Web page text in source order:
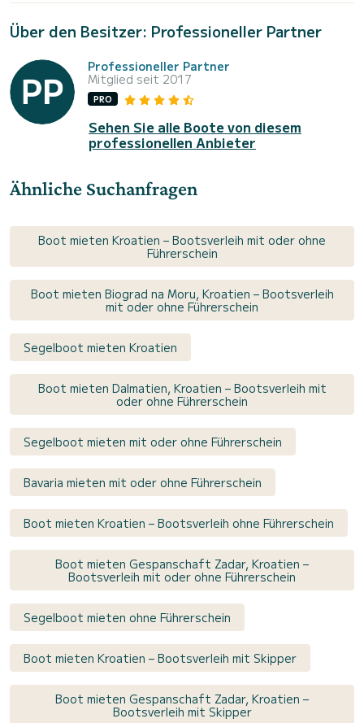
Über den Besitzer: Professioneller Partner
Professioneller Partner
Mitglied seit 2017
PRO
Sehen Sie alle Boote von diesem
professionellen Anbieter
Ähnliche Suchanfragen
Boot mieten Kroatien – Bootsverleih mit oder ohne
Führerschein
Boot mieten Biograd na Moru, Kroatien – Bootsverleih
mit oder ohne Führerschein
Segelboot mieten Kroatien
Boot mieten Dalmatien, Kroatien – Bootsverleih mit
oder ohne Führerschein
Segelboot mieten mit oder ohne Führerschein
Bavaria mieten mit oder ohne Führerschein
Boot mieten Kroatien – Bootsverleih ohne Führerschein
Boot mieten Gespanschaft Zadar, Kroatien –
Bootsverleih mit oder ohne Führerschein
Segelboot mieten ohne Führerschein
Boot mieten Kroatien – Bootsverleih mit Skipper
Boot mieten Gespanschaft Zadar, Kroatien –
Bootsverleih mit Skipper